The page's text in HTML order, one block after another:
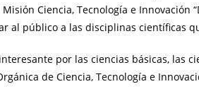
Ciencia, Tecnología e Innovación
al público a las disciplinas científicas
por las ciencias básicas, las
de Ciencia, Tecnología e